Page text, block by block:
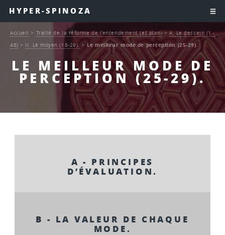
HYPER-SPINOZA
LE MEILLEUR MODE DE
PERCEPTION (25-29).
Accueil > Traité de la réforme de l’entendement (et plan)>A. Le dessein (1 -
48) > II. Le moyen (18-29). > Le meilleur mode de perception (25-29).
A - PRINCIPES
D’ÉVALUATION.
B - LA VALEUR DE CHAQUE
MODE.